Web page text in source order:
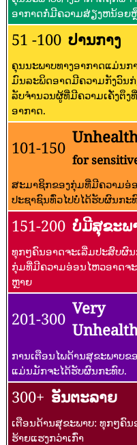
ອາກາດກໍ່ມີຄວາມສ່ຽງຫນ້ອຍ
51 -100 ປານກາງ
ຄຸນນະພາບທາງອາກາດແມ່ນກ
ມົນລະພິດອາດມີຄວາມກັງວົນ
ລັບຈໍານວນຜູ້ທີ່ມີຄວາມເຄັ່ງຕຶ
ອາກາດ.
101-150
for
ສະມາຊິກຂອງກຸ່ມທີ່ມີຄວາມອ່
ປະຊາຊົນທົ່ວໄປບໍ່ໄດ້ຮັບຜົນກະ
151-200 ບໍ່ມີສຸຂະພ
ທຸກໆຄົນອາດຈະເລີ່ມປະສົບຜົ
ກຸ່ມທີ່ມີຄວາມອ່ອນໄຫວອາດຈ
ຫຼາຍ
201-300
Very
ການເຕືອນໄພດ້ານສຸຂະພາບ
ແມ່ນມັກຈະໄດ້ຮັບຜົນກະທົບ.
300+ ອັນຕະລາຍ
ເຕືອນດ້ານສຸຂະພາບ: ທຸກໆຄົ
ຮ້າຍແຮງກວ່າເກົ່າ